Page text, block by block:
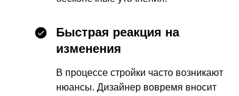
Быстрая реакция на
изменения
В процессе стройки часто возникают
нюансы. Дизайнер вовремя вносит